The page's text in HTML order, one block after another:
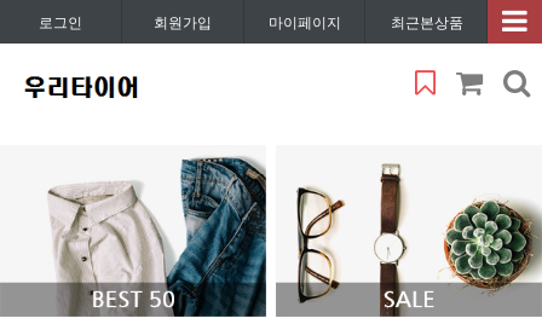
로그인 회원가입 마이페이지 최근본상품